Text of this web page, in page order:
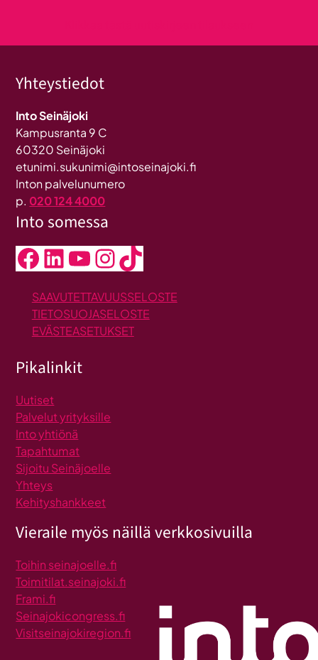
Yhteystiedot
Into Seinäjoki
Kampusranta 9 C
60320 Seinäjoki
etunimi.sukunimi@intoseinajoki.fi
Inton palvelunumero
p. 020 124 4000
Into somessa
Facebook LinkedIn YouTube InstagramTikTok
SAAVUTETTAVUUSSELOSTE
TIETOSUOJASELOSTE
EVÄSTEASETUKSET
Pikalinkit
Uutiset
Palvelut yrityksille
Into yhtiönä
Tapahtumat
Sijoitu Seinäjoelle
Yhteys
Kehityshankkeet
Vieraile myös näillä verkkosivuilla
Toihin seinajoelle.fi
Toimitilat.seinajoki.fi
Frami.fi
Seinajokicongress.fi
Visitseinajokiregion.fi